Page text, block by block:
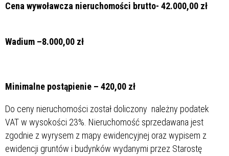
Cena wywoławcza nieruchomości brutto- 42.000,00 zł
Wadium –8.000,00 zł
Minimalne postąpienie – 420,00 zł
Do ceny nieruchomości został doliczony należny podatek
VAT w wysokości 23%. Nieruchomość sprzedawana jest
zgodnie z wyrysem z mapy ewidencyjnej oraz wypisem z
ewidencji gruntów i budynków wydanymi przez Starostę